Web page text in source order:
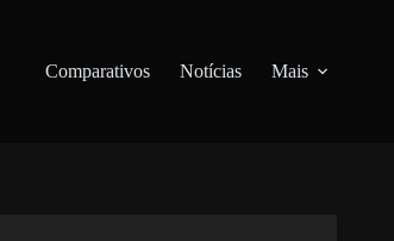
Comparativos Notícias Mais